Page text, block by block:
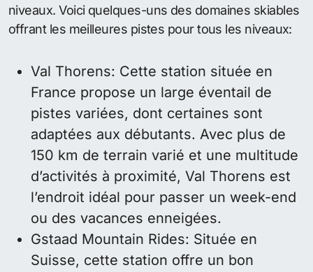
niveaux. Voici quelques-uns des domaines skiables
offrant les meilleures pistes pour tous les niveaux:
Val Thorens: Cette station située en
France propose un large éventail de
pistes variées, dont certaines sont
adaptées aux débutants. Avec plus de
150 km de terrain varié et une multitude
d’activités à proximité, Val Thorens est
l’endroit idéal pour passer un week-end
ou des vacances enneigées.
Gstaad Mountain Rides: Située en
Suisse, cette station offre un bon